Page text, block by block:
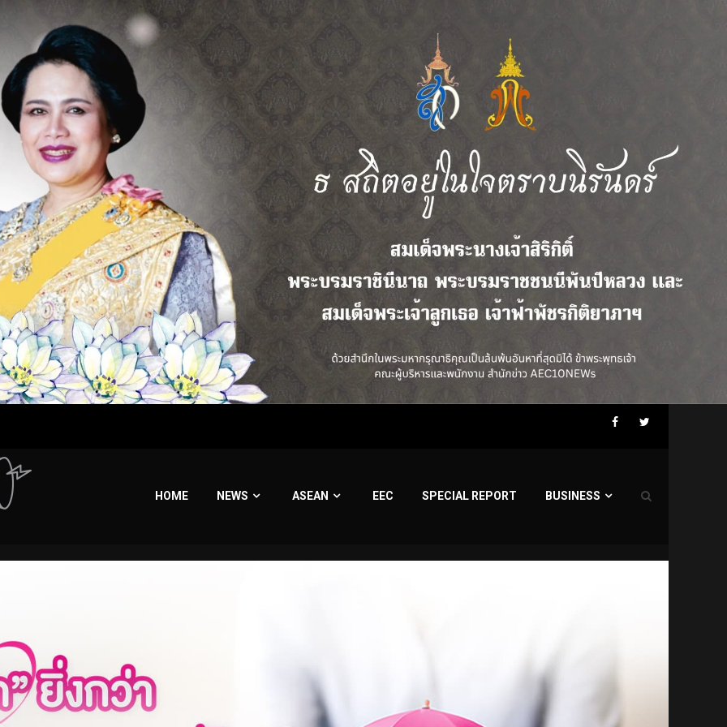
Facebook
Twitter
HOME NEWS ASEAN EEC SPECIAL REPORT BUSINESS